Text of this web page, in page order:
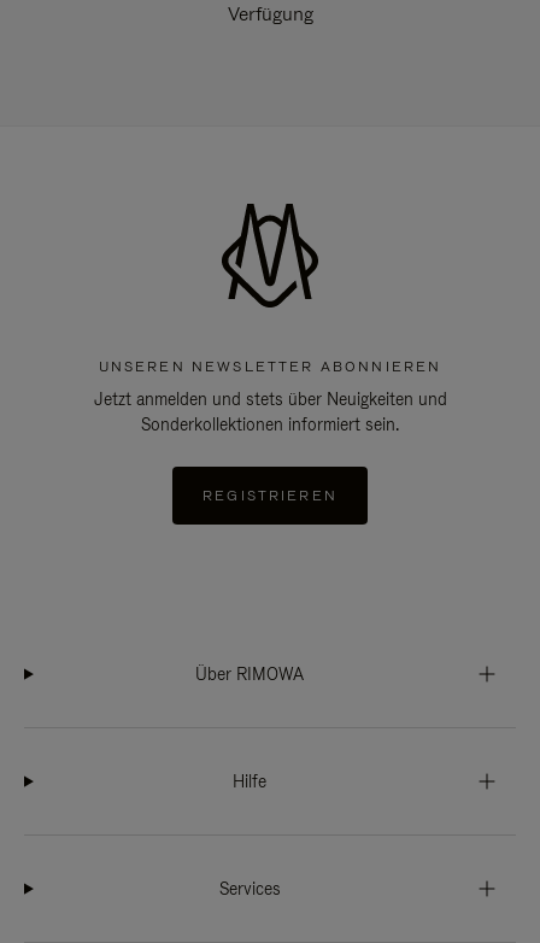
Verfügung
UNSEREN NEWSLETTER ABONNIEREN
Jetzt anmelden und stets über Neuigkeiten und
Sonderkollektionen informiert sein.
REGISTRIEREN
Über RIMOWA
Hilfe
Services